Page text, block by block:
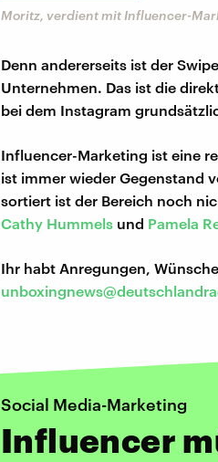
Moritz, verdient mit Influencer-
Denn andererseits ist der
Unternehmen. Das ist die
bei dem Instagram
Influencer-Marketing ist eine
ist immer wieder Gegenstand
sortiert ist der Bereich noch
Cathy Hummels und Pamela
Ihr habt Anregungen,
Social Media-Marketing
Influencer